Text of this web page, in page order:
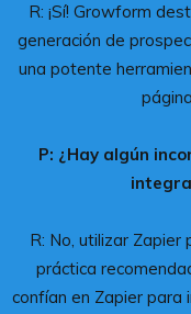
R: ¡Sí! Growform
generación de
una potente
P: ¿Hay algún
R: No, utilizar
práctica
confían en Zapier